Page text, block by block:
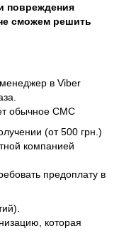
повреждения
сможем решить
в Viber
обычное СМС
(от 500 грн.)
компанией
предоплату в
которая